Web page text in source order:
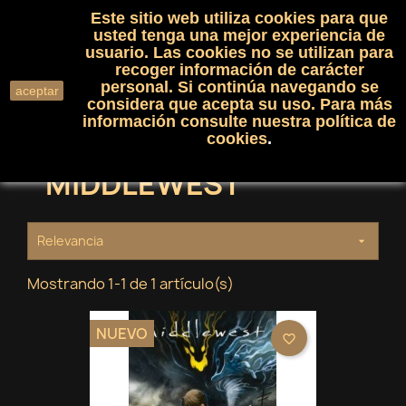
shopping_cart(0)

search
MIDDLEWEST
Relevancia 
Mostrando 1-1 de 1 artículo(s)
NUEVO favorite_border
aceptar
Este sitio web utiliza cookies para que
usted tenga una mejor experiencia de
usuario. Las cookies no se utilizan para
recoger información de carácter
personal. Si continúa navegando se
considera que acepta su uso. Para más
información consulte nuestra política de
cookies.